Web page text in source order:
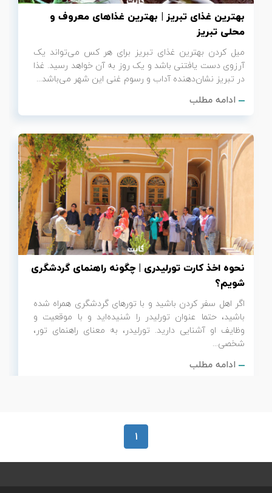
بهترین غذای تبریز | بهترین غذاهای معروف و
محلی تبریز
میل کردن بهترین غذای تبریز برای هر کس می‌تواند یک
آرزوی دست یافتنی باشد و یک روز به آن خواهد رسید. غذا
در تبریز نشان‌دهنده آداب و رسوم غنی این شهر می‌باشد...
ادامه مطلب
نحوه اخذ کارت تورلیدری | چگونه راهنمای گردشگری
شویم؟
اگر اهل سفر کردن باشید و با تورهای گردشگری همراه شده
باشید، حتما عنوان تورلیدر را شنیده‌اید و با موقعیت و
وظایف او آشنایی دارید. تورلیدر، به معنای راهنمای تور،
شخصی...
ادامه مطلب
1